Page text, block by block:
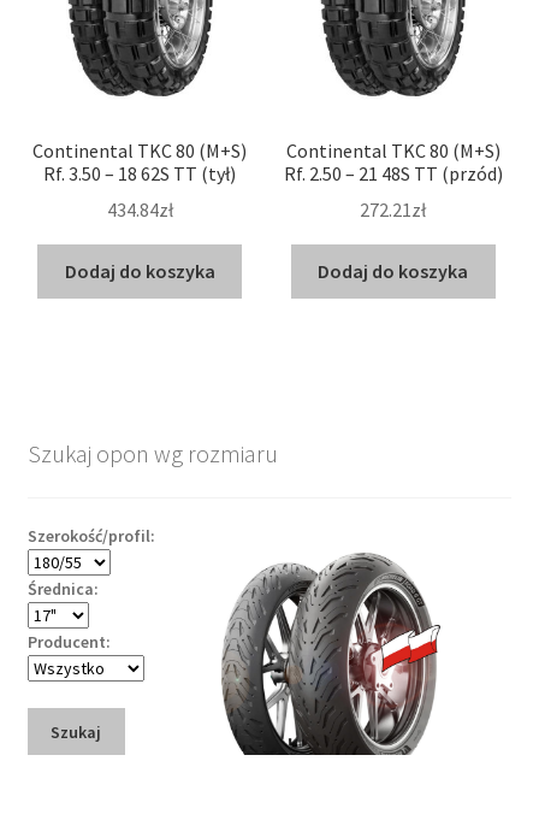
Continental TKC 80 (M+S)
Rf. 3.50 – 18 62S TT (tył)
434.84zł
Dodaj do koszyka
Continental TKC 80 (M+S)
Rf. 2.50 – 21 48S TT (przód)
272.21zł
Dodaj do koszyka
Szukaj opon wg rozmiaru
Szerokość/profil:
Średnica:
Producent:
Szukaj